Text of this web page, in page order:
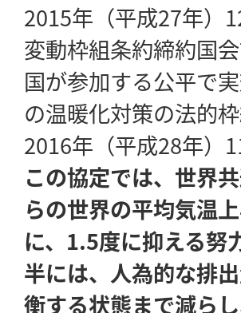
2015年（平成27年）
変動枠組条約締約国
国が参加する公平で
の温暖化対策の法的
2016年（平成28年）
この協定では、世界
らの世界の平均気温
に、1.5度に抑える努
半には、人為的な排
衡する状態まで減ら